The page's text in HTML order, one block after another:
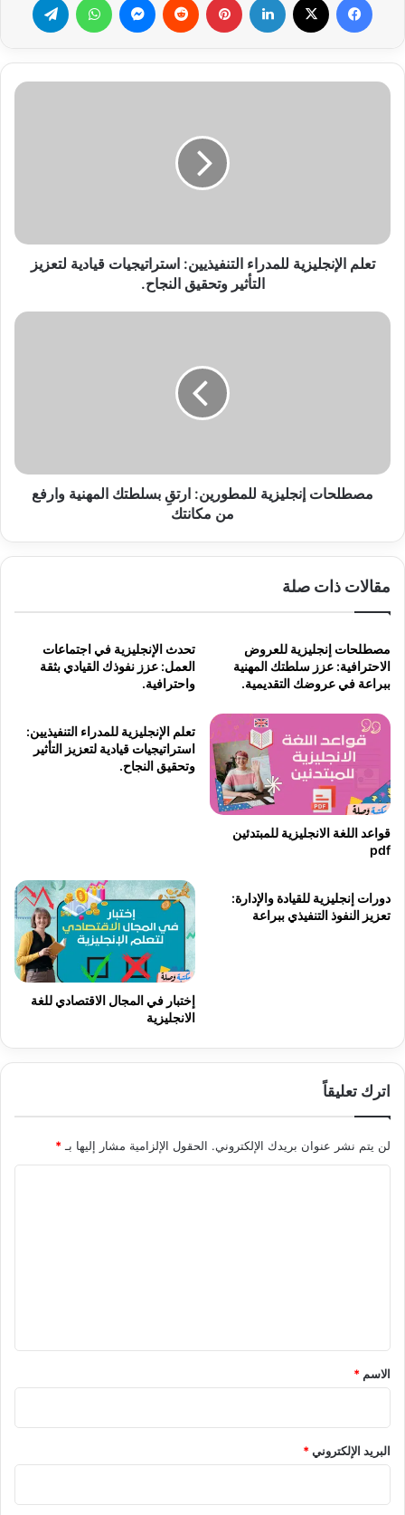
تعلم
وتحقيق
النجاح.تعلم الإنجليزية للمدراء التنفيذيين: استراتيجيات قيادية لتعزيز
التأثير وتحقيق النجاح.
مصطلحات
مكانتك
مصطلحات إنجليزية للمطورين: ارتقِ بسلطتك المهنية وارفع
من مكانتك
مقالات ذات صلة
مصطلحات إنجليزية للعروض
الاحترافية: عزز سلطتك المهنية
ببراعة في عروضك التقديمية.
تحدث الإنجليزية في اجتماعات
العمل: عزز نفوذك القيادي بثقة
واحترافية.
قواعد اللغة الانجليزية للمبتدئين
pdf
تعلم الإنجليزية للمدراء التنفيذيين:
استراتيجيات قيادية لتعزيز التأثير
وتحقيق النجاح.
دورات إنجليزية للقيادة والإدارة:
تعزيز النفوذ التنفيذي ببراعة
إختبار في المجال الاقتصادي للغة
الانجليزية
اترك تعليقاً
لن يتم نشر عنوان بريدك الإلكتروني. الحقول الإلزامية مشار إليها بـ *
*
الاسم *
البريد الإلكتروني*